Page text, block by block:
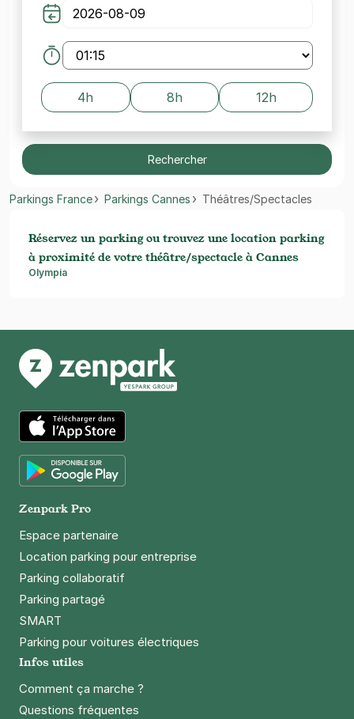
4h 8h 12h
Rechercher
Parkings France Parkings Cannes Théâtres/Spectacles
Réservez un parking ou trouvez une location parking
à proximité de votre théâtre/spectacle à Cannes
Olympia
App Store
Zenpark Pro
Espace partenaire
Location parking pour entreprise
Parking collaboratif
Parking partagé
SMART
Parking pour voitures électriques
Infos utiles
Comment ça marche ?
Questions fréquentes